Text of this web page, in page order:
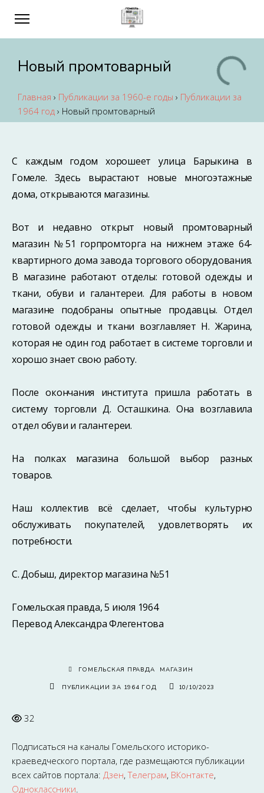
Новый промтоварный
Главная › Публикации за 1960-е годы › Публикации за
1964 год › Новый промтоварный
С каждым годом хорошеет улица Барыкина в
Гомеле. Здесь вырастают новые многоэтажные
дома, открываются магазины.
Вот и недавно открыт новый промтоварный
магазин №51 горпромторга на нижнем этаже 64-
квартирного дома завода торгового оборудования.
В магазине работают отделы: готовой одежды и
ткани, обуви и галантереи. Для работы в новом
магазине подобраны опытные продавцы. Отдел
готовой одежды и ткани возглавляет Н. Жарина,
которая не один год работает в системе торговли и
хорошо знает свою работу.
После окончания института пришла работать в
систему торговли Д. Осташкина. Она возглавила
отдел обуви и галантереи.
На полках магазина большой выбор разных
товаров.
Наш коллектив всё сделает, чтобы культурно
обслуживать покупателей, удовлетворять их
потребности.
С. Добыш, директор магазина №51
Гомельская правда, 5 июля 1964
Перевод Александра Флегентова
ГОМЕЛЬСКАЯ ПРАВДА МАГАЗИН
ПУБЛИКАЦИИ ЗА 1964 ГОД 10/10/2023
32
Подписаться на каналы Гомельского историко-
краеведческого портала, где размещаются публикации
всех сайтов портала: Дзен,Телеграм, ВКонтакте,
Одноклассники.